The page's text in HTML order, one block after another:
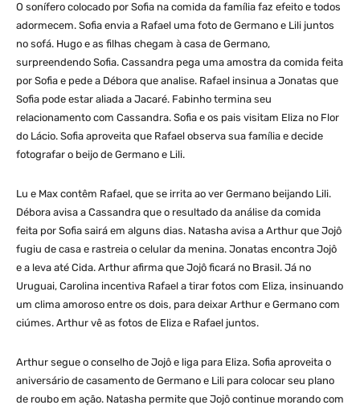
O sonífero colocado por Sofia na comida da família faz efeito e todos
adormecem. Sofia envia a Rafael uma foto de Germano e Lili juntos
no sofá. Hugo e as filhas chegam à casa de Germano,
surpreendendo Sofia. Cassandra pega uma amostra da comida feita
por Sofia e pede a Débora que analise. Rafael insinua a Jonatas que
Sofia pode estar aliada a Jacaré. Fabinho termina seu
relacionamento com Cassandra. Sofia e os pais visitam Eliza no Flor
do Lácio. Sofia aproveita que Rafael observa sua família e decide
fotografar o beijo de Germano e Lili.
Lu e Max contêm Rafael, que se irrita ao ver Germano beijando Lili.
Débora avisa a Cassandra que o resultado da análise da comida
feita por Sofia sairá em alguns dias. Natasha avisa a Arthur que Jojô
fugiu de casa e rastreia o celular da menina. Jonatas encontra Jojô
e a leva até Cida. Arthur afirma que Jojô ficará no Brasil. Já no
Uruguai, Carolina incentiva Rafael a tirar fotos com Eliza, insinuando
um clima amoroso entre os dois, para deixar Arthur e Germano com
ciúmes. Arthur vê as fotos de Eliza e Rafael juntos.
Arthur segue o conselho de Jojô e liga para Eliza. Sofia aproveita o
aniversário de casamento de Germano e Lili para colocar seu plano
de roubo em ação. Natasha permite que Jojô continue morando com